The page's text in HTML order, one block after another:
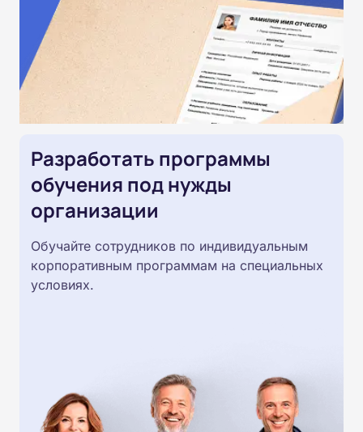
Разработать программы
обучения под нужды
организации
Обучайте сотрудников по индивидуальным
корпоративным программам на специальных
условиях.